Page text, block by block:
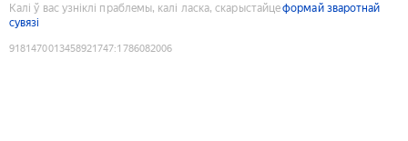
Калі ў вас узніклі праблемы, калі ласка, скарыстайцеформай зваротнай
сувязі
9181470013458921747:1786082006